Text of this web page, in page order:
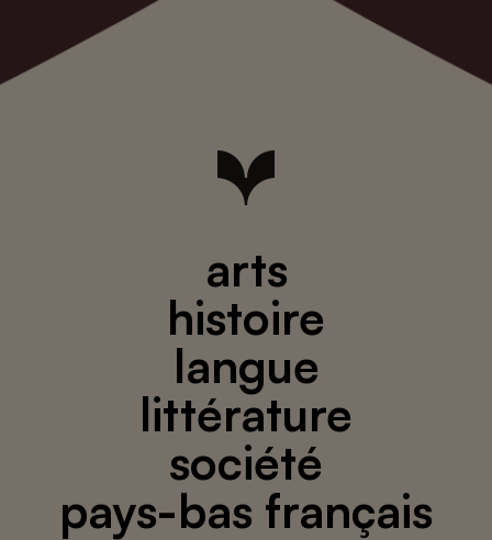
arts
histoire
langue
littérature
société
pays-bas français